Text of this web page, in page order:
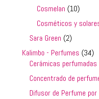
Cosmelan 1010
Cosméticos y
Sara Green 22
productos
Kalimbo - Perfumes 3434
Cerámicas perfumadas
Concentrado de
Difusor de Perfume por